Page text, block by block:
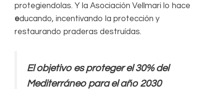
protegiendolas. Y la Asociación Vellmari lo hace
educando, incentivando la protección y
restaurando praderas destruídas.
El objetivo es proteger el 30% del
Mediterráneo para el año 2030